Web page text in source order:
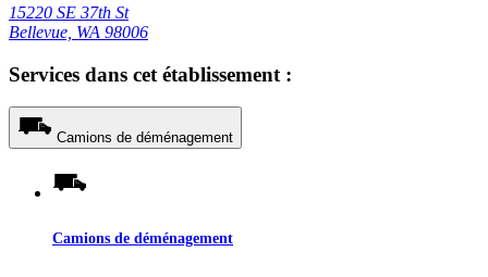
15220 SE 37th St
Bellevue, WA 98006
Services dans cet établissement :
Camions de déménagement
Camions de déménagement